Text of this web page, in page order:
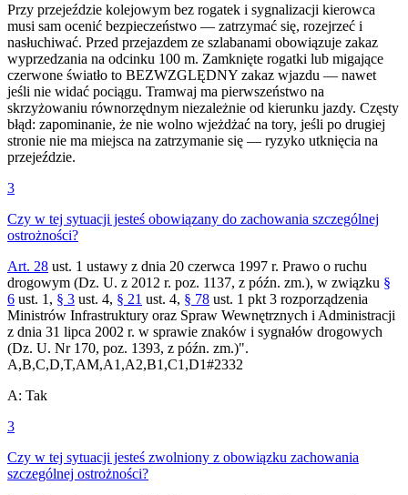
Przy przejeździe kolejowym bez rogatek i sygnalizacji kierowca
musi sam ocenić bezpieczeństwo — zatrzymać się, rozejrzeć i
nasłuchiwać. Przed przejazdem ze szlabanami obowiązuje zakaz
wyprzedzania na odcinku 100 m. Zamknięte rogatki lub migające
czerwone światło to BEZWZGLĘDNY zakaz wjazdu — nawet
jeśli nie widać pociągu. Tramwaj ma pierwszeństwo na
skrzyżowaniu równorzędnym niezależnie od kierunku jazdy. Częsty
błąd: zapominanie, że nie wolno wjeżdżać na tory, jeśli po drugiej
stronie nie ma miejsca na zatrzymanie się — ryzyko utknięcia na
przejeździe.
3
Czy w tej sytuacji jesteś obowiązany do zachowania szczególnej
ostrożności?
Art. 28 ust. 1 ustawy z dnia 20 czerwca 1997 r. Prawo o ruchu
drogowym (Dz. U. z 2012 r. poz. 1137, z późn. zm.), w związku §
6 ust. 1, § 3 ust. 4, § 21 ust. 4, § 78 ust. 1 pkt 3 rozporządzenia
Ministrów Infrastruktury oraz Spraw Wewnętrznych i Administracji
z dnia 31 lipca 2002 r. w sprawie znaków i sygnałów drogowych
(Dz. U. Nr 170, poz. 1393, z późn. zm.)".
A,B,C,D,T,AM,A1,A2,B1,C1,D1#2332
A: Tak
3
Czy w tej sytuacji jesteś zwolniony z obowiązku zachowania
szczególnej ostrożności?